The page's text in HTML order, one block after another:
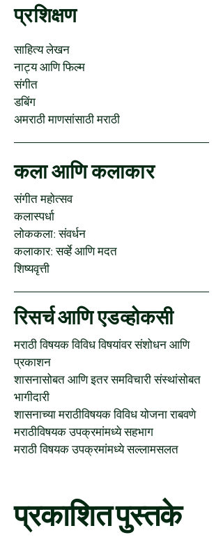
प्रशिक्षण
साहित्य लेखन
नाट्य आणि फिल्म
संगीत
डबिंग
अमराठी माणसांसाठी मराठी
कला आणि कलाकार
संगीत महोत्सव
कलास्पर्धा
लोककला: संवर्धन
कलाकार: सर्व्हे आणि मदत
शिष्यवृत्ती
रिसर्च आणि एडव्होकसी
मराठी विषयक विविध विषयांवर संशोधन आणि
प्रकाशन
शासनासोबत आणि इतर समविचारी संस्थांसोबत
भागीदारी
शासनाच्या मराठीविषयक विविध योजना राबवणे
मराठीविषयक उपक्रमांमध्ये सहभाग
मराठी विषयक उपक्रमांमध्ये सल्लामसलत
प्रकाशित पुस्तके